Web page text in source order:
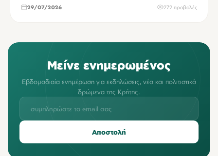
29/07/2026 272 προβολές
Μείνε ενημερωμένος
Εβδομαδιαία ενημέρωση για εκδηλώσεις, νέα και πολιτιστικά
δρώμενα της Κρήτης.
Αποστολή